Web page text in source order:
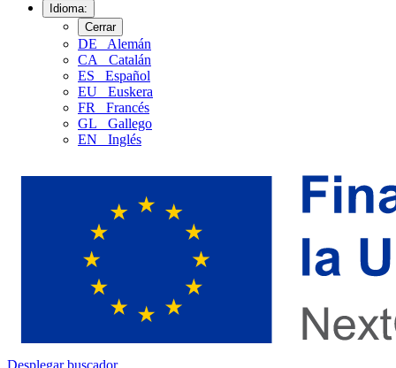
Idioma:
Cerrar
DE
Alemán
CA
Catalán
ES
Español
EU
Euskera
FR
Francés
GL
Gallego
EN
Inglés